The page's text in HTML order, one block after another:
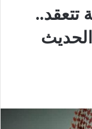
تتعقد..